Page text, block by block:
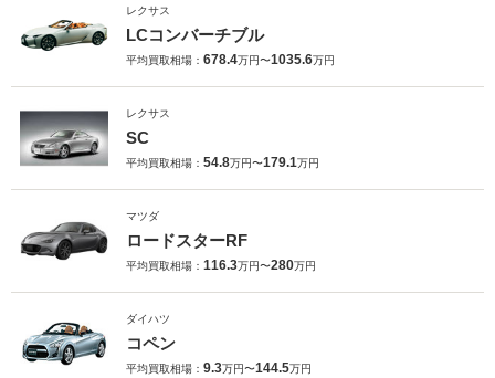
レクサス
LCコンバーチブル
平均買取相場： 678.4万円〜1035.6万円
レクサス
SC
平均買取相場： 54.8万円〜179.1万円
マツダ
ロードスターRF
平均買取相場： 116.3万円〜280万円
ダイハツ
コペン
平均買取相場： 9.3万円〜144.5万円